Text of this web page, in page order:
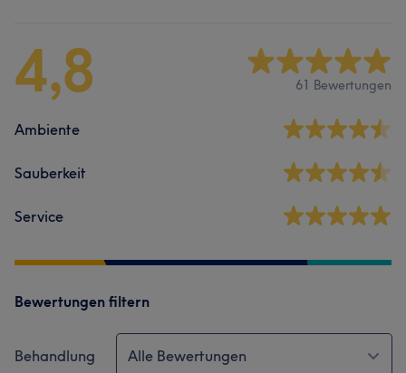
4,8 61 Bewertungen
Ambiente
Sauberkeit
Service
Bewertungen filtern
Behandlung Alle Bewertungen